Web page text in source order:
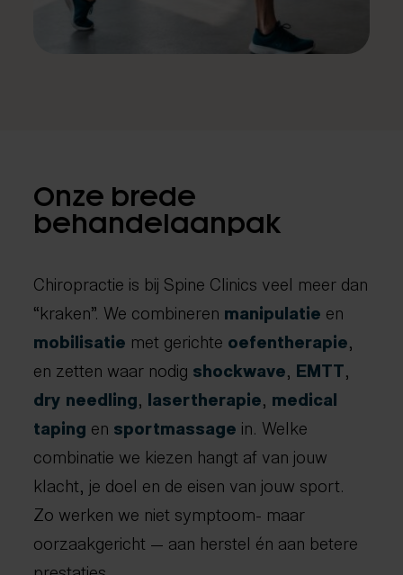
Onze brede
behandelaanpak
Chiropractie is bij Spine Clinics veel meer dan
“kraken”. We combineren manipulatie en
mobilisatie met gerichte oefentherapie,
en zetten waar nodig shockwave, EMTT,
dry needling, lasertherapie, medical
taping en sportmassage in. Welke
combinatie we kiezen hangt af van jouw
klacht, je doel en de eisen van jouw sport.
Zo werken we niet symptoom- maar
oorzaakgericht — aan herstel én aan betere